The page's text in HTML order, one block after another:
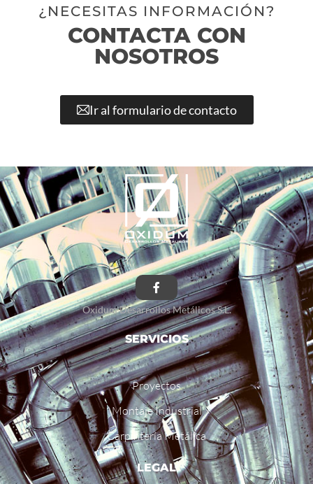
¿NECESITAS INFORMACIÓN?
CONTACTA CON
NOSOTROS
Ir al formulario de contacto
Oxidum Desarrollos Metálicos S.L.
SERVICIOS
Proyectos
Montaje Industrial
Carpintería Metálica
LEGAL